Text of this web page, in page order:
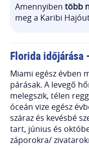
Amennyiben több
meg a Karibi
Florida időjárása
Miami egész évben
párásak. A levegő
melegszik, télen
óceán vize egész
száraz és kevésbé
tart, június és
záporokra/